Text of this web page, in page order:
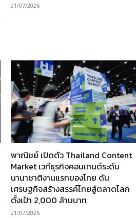
21/07/2026
พาณิชย์ เปิดตัว Thailand Content
Market เวทีธุรกิจคอนเทนต์ระดับ
นานาชาติงานแรกของไทย ดัน
เศรษฐกิจสร้างสรรค์ไทยสู่ตลาดโลก
ตั้งเป้า 2,000 ล้านบาท
21/07/2026